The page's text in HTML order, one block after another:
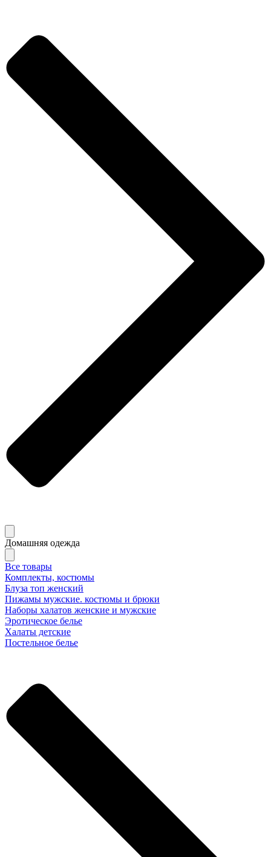
Домашняя одежда
Все товары
Комплекты, костюмы
Блуза топ женский
Пижамы мужские. костюмы и брюки
Наборы халатов женские и мужские
Эротическое белье
Халаты детские
Постельное белье